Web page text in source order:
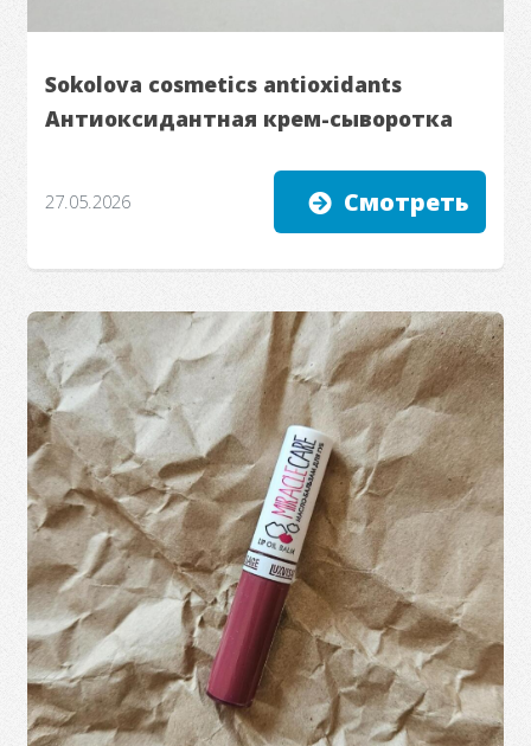
Sokolova cosmetics antioxidants
Антиоксидантная крем-сыворотка
27.05.2026 Смотреть